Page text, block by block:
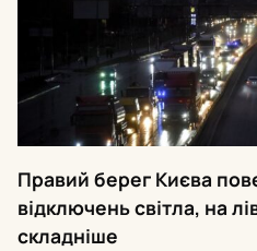
Правий берег Києва
відключень світла, на
складніше